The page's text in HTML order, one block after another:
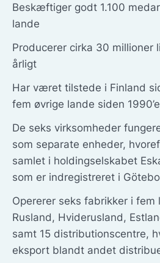
Beskæftiger godt 1.100
lande
Producerer cirka 30 millioner
årligt
Har været tilstede i Finland
fem øvrige lande siden
De seks virksomheder
som separate enheder,
samlet i holdingselskabet
som er indregistreret i
Opererer seks fabrikker i fem
Rusland, Hviderusland,
samt 15 distributionscentre,
eksport blandt andet